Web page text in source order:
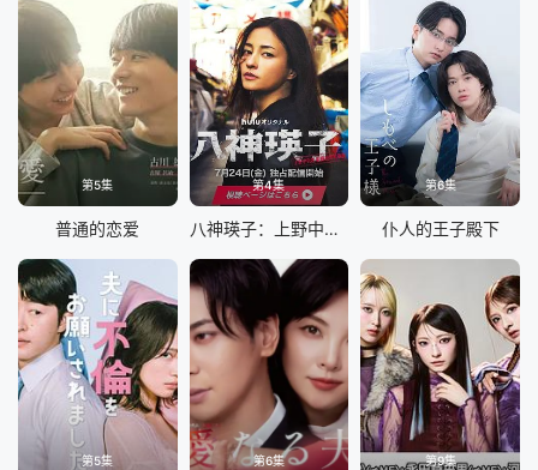
第5集
普通的恋爱
第4集
八神瑛子：上野中央署组织犯罪对策课
第6集
仆人的王子殿下
第5集 第6集 第9集